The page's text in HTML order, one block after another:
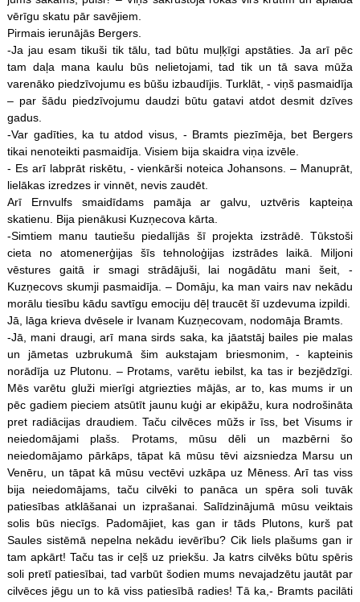
vērīgu skatu pār savējiem.
Pirmais ierunājās Bergers.
-Ja jau esam tikuši tik tālu, tad būtu muļķīgi apstāties. Ja arī pēc
tam daļa mana kaulu būs nelietojami, tad tik un tā sava mūža
varenāko piedzīvojumu es būšu izbaudījis. Turklāt, - viņš pasmaidīja
– par šādu piedzīvojumu daudzi būtu gatavi atdot desmit dzīves
gadus.
-Var gadīties, ka tu atdod visus, - Bramts piezīmēja, bet Bergers
tikai nenoteikti pasmaidīja. Visiem bija skaidra viņa izvēle.
- Es arī labprāt riskētu, - vienkārši noteica Johansons. – Manuprāt,
lielākas izredzes ir vinnēt, nevis zaudēt.
Arī Ernvulfs smaidīdams pamāja ar galvu, uztvēris kapteiņa
skatienu. Bija pienākusi Kuzņecova kārta.
-Simtiem manu tautiešu piedalījās šī projekta izstrādē. Tūkstoši
cieta no atomenerģijas šīs tehnoloģijas izstrādes laikā. Miljoni
vēstures gaitā ir smagi strādājuši, lai nogādātu mani šeit, -
Kuzņecovs skumji pasmaidīja. – Domāju, ka man vairs nav nekādu
morālu tiesību kādu savtīgu emociju dēļ traucēt šī uzdevuma izpildi.
Jā, lāga krieva dvēsele ir Ivanam Kuzņecovam, nodomāja Bramts.
-Jā, mani draugi, arī mana sirds saka, ka jāatstāj bailes pie malas
un jāmetas uzbrukumā šim aukstajam briesmonim, - kapteinis
norādīja uz Plutonu. – Protams, varētu iebilst, ka tas ir bezjēdzīgi.
Mēs varētu gluži mierīgi atgriezties mājās, ar to, kas mums ir un
pēc gadiem pieciem atsūtīt jaunu kuģi ar ekipāžu, kura nodrošināta
pret radiācijas draudiem. Taču cilvēces mūžs ir īss, bet Visums ir
neiedomājami plašs. Protams, mūsu dēli un mazbērni šo
neiedomājamo pārkāps, tāpat kā mūsu tēvi aizsniedza Marsu un
Venēru, un tāpat kā mūsu vectēvi uzkāpa uz Mēness. Arī tas viss
bija neiedomājams, taču cilvēki to panāca un spēra soli tuvāk
patiesības atklāšanai un izprašanai. Salīdzinājumā mūsu veiktais
solis būs niecīgs. Padomājiet, kas gan ir tāds Plutons, kurš pat
Saules sistēmā nepelna nekādu ievērību? Cik liels plašums gan ir
tam apkārt! Taču tas ir ceļš uz priekšu. Ja katrs cilvēks būtu spēris
soli pretī patiesībai, tad varbūt šodien mums nevajadzētu jautāt par
cilvēces jēgu un to kā viss patiesībā radies! Tā ka,- Bramts pacilāti